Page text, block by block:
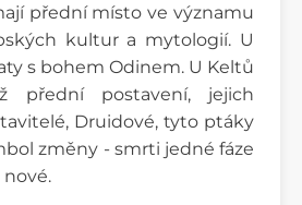
přední místo ve významu
kultur a mytologií. U
s bohem Odinem. U Keltů
přední postavení, jejich
Druidové, tyto ptáky
změny - smrti jedné fáze
nové.